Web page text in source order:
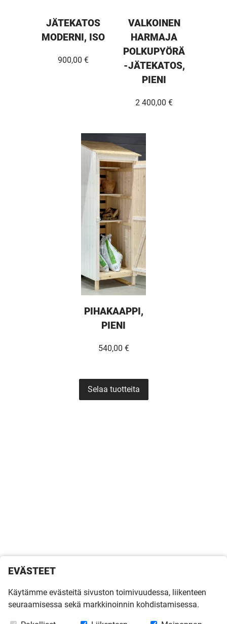
JÄTEKATOS
MODERNI, ISO
900,00 €
VALKOINEN
HARMAJA
POLKUPYÖRÄ
-JÄTEKATOS,
PIENI
2 400,00 €
PIHAKAAPPI,
PIENI
540,00 €
Selaa tuotteita
EVÄSTEET
Käytämme evästeitä sivuston toimivuudessa, liikenteen
seuraamisessa sekä markkinoinnin kohdistamisessa.